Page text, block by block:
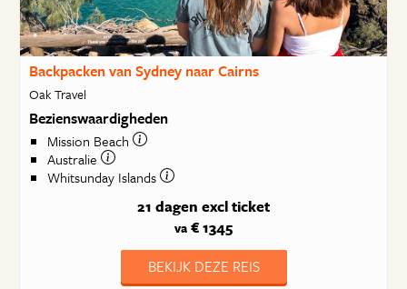
Backpacken van Sydney naar Cairns
Oak Travel
Bezienswaardigheden
Mission Beach
Australie
Whitsunday Islands
21 dagen excl ticket
va € 1345
BEKIJK DEZE REIS